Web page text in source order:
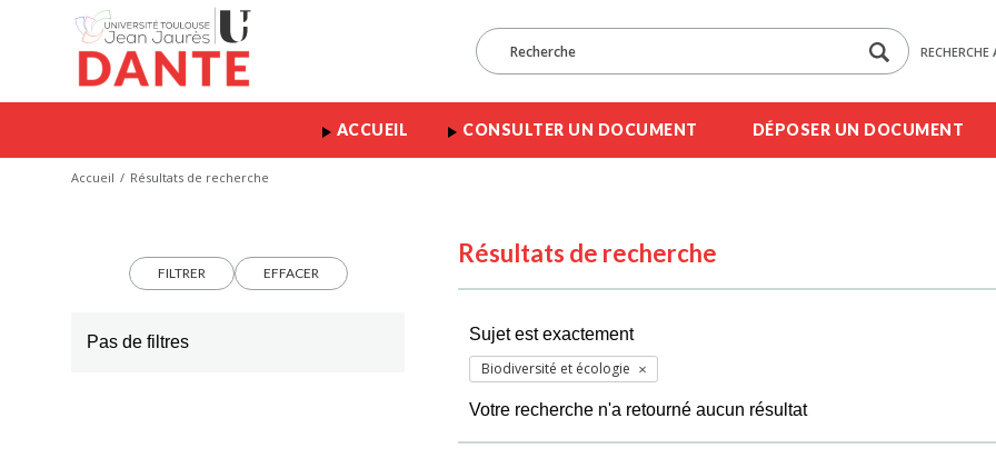
RECHERCHE
ACCUEIL CONSULTER UN DOCUMENT DÉPOSER UN DOCUMENT
Accueil Résultats de recherche
FILTRER EFFACER
Pas de filtres
Résultats de recherche
Sujet est exactement
Biodiversité et écologie
Votre recherche n'a retourné aucun résultat